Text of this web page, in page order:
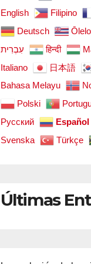
English Filipino
Deutsch
עִבְרִית
हिन्दी
Italiano
日本語
Bahasa Melayu
Polski
Русский
Español
Svenska
Türkçe
Últimas